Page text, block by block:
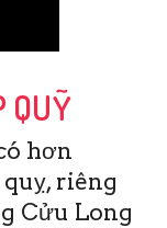
QUỸ
hơn
riêng
Cửu Long